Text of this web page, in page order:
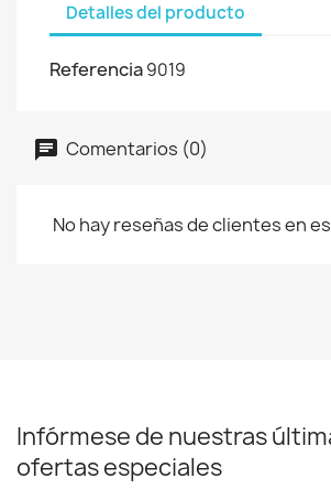
Detalles del producto
Referencia9019
Comentarios (0)
No hay reseñas de clientes en
Infórmese de nuestras
ofertas especiales